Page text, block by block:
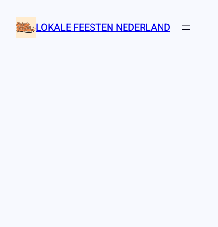
naar
LOKALE FEESTEN NEDERLAND